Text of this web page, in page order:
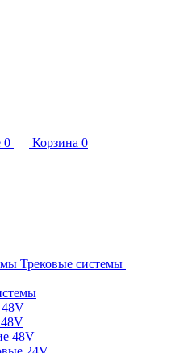
0 Корзина 0
Трековые системы
48V